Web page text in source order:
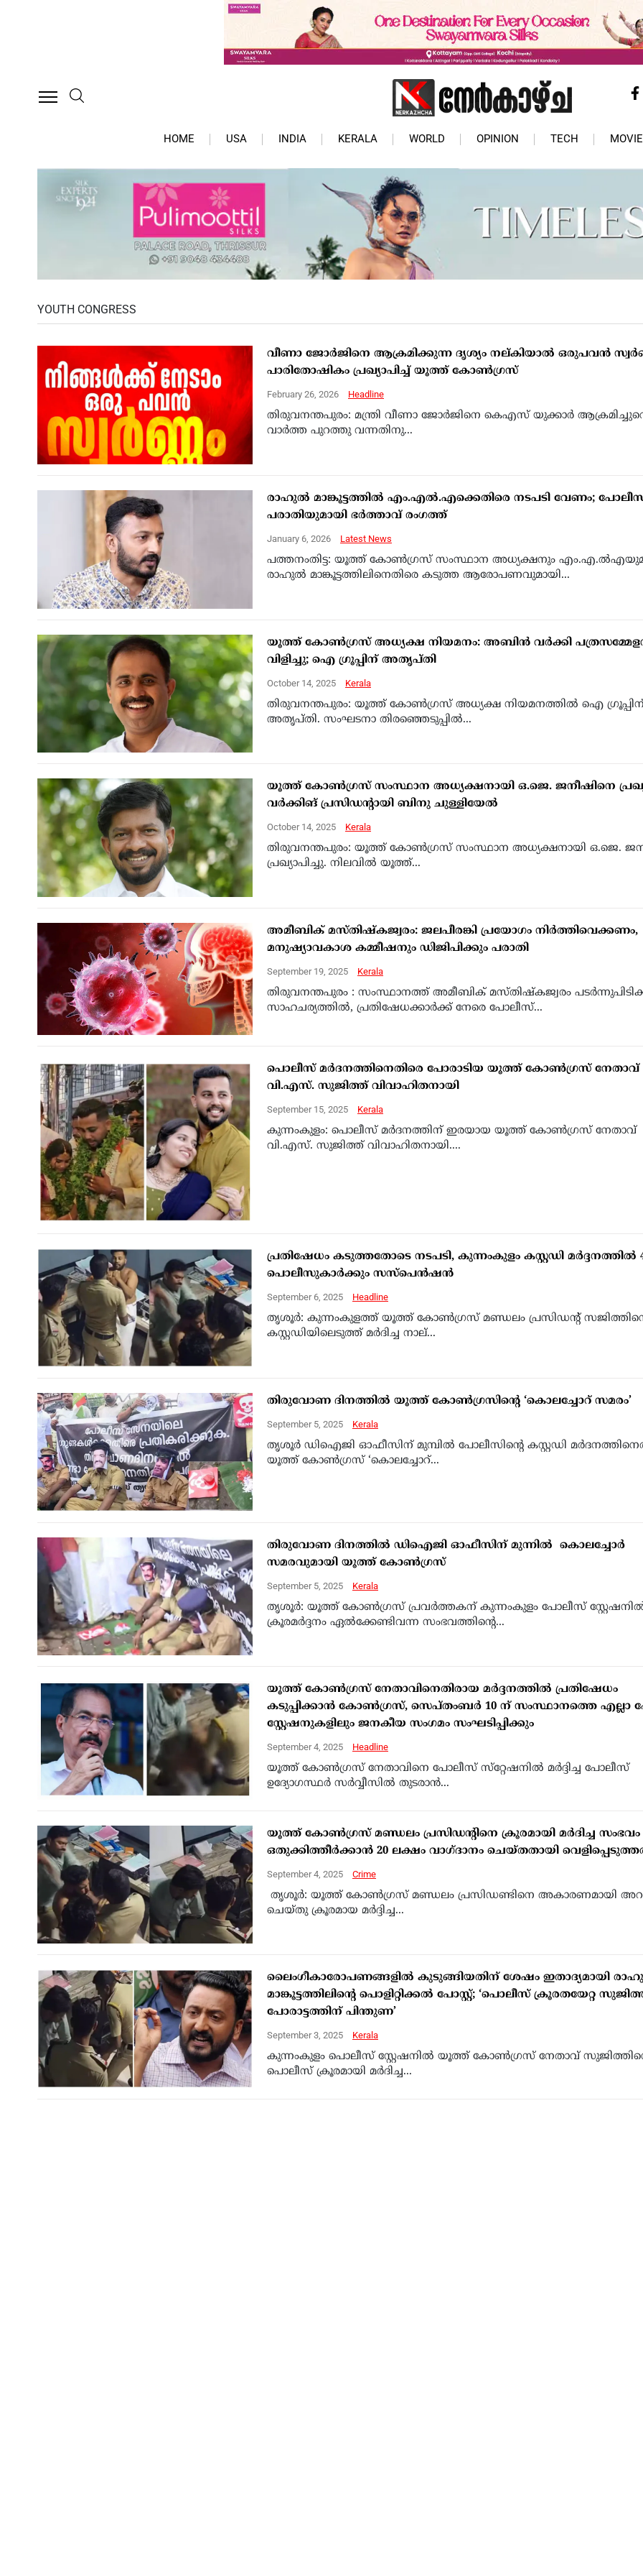
HOME USA INDIA KERALA WORLD OPINION TECH
YOUTH CONGRESS
വീണാ ജോര്‍ജിനെ ആക്രമിക്കുന്ന ദൃശ്യം നല്കിയാല്‍ ഒരുപവന്‍
പാരിതോഷികം പ്രഖ്യാപിച്ച് യൂത്ത് കോണ്‍ഗ്രസ്
February 26, 2026 Headline
തിരുവനന്തപുരം: മന്ത്രി വീണാ ജോര്‍ജിനെ കെഎസ് യുക്കാര്‍
വാര്‍ത്ത പുറത്തു വന്നതിനു...
രാഹുൽ മാങ്കൂട്ടത്തിൽ എം.എൽ.എക്കെതിരെ നടപടി വേണം;
പരാതിയുമായി ഭർത്താവ് രംഗത്ത്
January 6, 2026 Latest News
പത്തനംതിട്ട: യൂത്ത് കോൺഗ്രസ് സംസ്ഥാന അധ്യക്ഷനും
രാഹുൽ മാങ്കൂട്ടത്തിലിനെതിരെ കടുത്ത ആരോപണവുമായി...
യൂത്ത് കോൺഗ്രസ് അധ്യക്ഷ നിയമനം: അബിൻ വർക്കി
വിളിച്ചു; ഐ ഗ്രൂപ്പിന് അതൃപ്തി
October 14, 2025 Kerala
തിരുവനന്തപുരം: യൂത്ത് കോൺഗ്രസ് അധ്യക്ഷ നിയമനത്തിൽ ഐ
അതൃപ്തി. സംഘടനാ തിരഞ്ഞെടുപ്പിൽ...
യൂത്ത് കോൺഗ്രസ് സംസ്ഥാന അധ്യക്ഷനായി ഒ.ജെ. ജനീഷിനെ
വർക്കിങ് പ്രസിഡന്റായി ബിനു ചുള്ളിയേൽ
October 14, 2025 Kerala
തിരുവനന്തപുരം: യൂത്ത് കോൺഗ്രസ് സംസ്ഥാന അധ്യക്ഷനായി ഒ.ജെ.
പ്രഖ്യാപിച്ചു. നിലവിൽ യൂത്ത്...
അമീബിക് മസ്തിഷ്‌കജ്വരം: ജലപീരങ്കി പ്രയോഗം നിർത്തിവെക്കണം,
മനുഷ്യാവകാശ കമ്മീഷനും ഡിജിപിക്കും പരാതി
September 19, 2025 Kerala
തിരുവനന്തപുരം : സംസ്ഥാനത്ത് അമീബിക് മസ്തിഷ്‌കജ്വരം
സാഹചര്യത്തിൽ, പ്രതിഷേധക്കാർക്ക് നേരെ പോലീസ്...
പൊലീസ് മർദനത്തിനെതിരെ പോരാടിയ യൂത്ത് കോൺഗ്രസ് നേതാവ്
വി.എസ്. സുജിത്ത് വിവാഹിതനായി
September 15, 2025 Kerala
കുന്നംകുളം: പൊലീസ് മർദനത്തിന് ഇരയായ യൂത്ത് കോൺഗ്രസ് നേതാവ്
വി.എസ്. സുജിത്ത് വിവാഹിതനായി....
പ്രതിഷേധം കടുത്തതോടെ നടപടി, കുന്നംകുളം കസ്റ്റഡി മർദ്ദനത്തിൽ
പൊലീസുകാർക്കും സസ്പെൻഷൻ
September 6, 2025 Headline
തൃശൂർ: കുന്നംകുളത്ത് യൂത്ത് കോൺഗ്രസ് മണ്ഡലം പ്രസിഡന്റ്
കസ്റ്റഡിയിലെടുത്ത് മർദിച്ച നാല്...
തിരുവോണ ദിനത്തിൽ യൂത്ത് കോൺഗ്രസിന്റെ ‘കൊലച്ചോറ് സമരം’
September 5, 2025 Kerala
തൃശൂർ ഡിഐജി ഓഫീസിന് മുമ്പിൽ പോലീസിന്റെ കസ്റ്റഡി
യൂത്ത് കോൺഗ്രസ് ‘കൊലച്ചോറ്...
തിരുവോണ ദിനത്തിൽ ഡിഐജി ഓഫീസിന് മുന്നിൽ കൊലച്ചോർ
സമരവുമായി യൂത്ത് കോൺഗ്രസ്
September 5, 2025 Kerala
തൃശൂർ: യൂത്ത് കോൺഗ്രസ് പ്രവർത്തകന് കുന്നംകുളം പോലീസ്
ക്രൂരമർദ്ദനം ഏൽക്കേണ്ടിവന്ന സംഭവത്തിന്റെ...
യൂത്ത് കോൺഗ്രസ് നേതാവിനെതിരായ മർദ്ദനത്തിൽ പ്രതിഷേധം
കടുപ്പിക്കാൻ കോൺഗ്രസ്‌, സെപ്തംബര്‍ 10 ന് സംസ്ഥാനത്തെ എല്ലാ
സ്റ്റേഷനുകളിലും ജനകീയ സംഗമം സംഘടിപ്പിക്കും
September 4, 2025 Headline
യൂത്ത് കോണ്‍ഗ്രസ് നേതാവിനെ പോലീസ് സ്‌റ്റേഷനില്‍ മര്‍ദ്ദിച്ച പോലീസ്
ഉദ്യോഗസ്ഥര്‍ സര്‍വ്വീസില്‍ തുടരാന്‍...
യൂത്ത് കോൺഗ്രസ് മണ്ഡലം പ്രസിഡന്റിനെ ക്രൂരമായി മർദിച്ച സംഭവം
ഒതുക്കിത്തീർക്കാൻ 20 ലക്ഷം വാഗ്ദാനം ചെയ്തതായി
September 4, 2025 Crime
തൃശൂർ: യൂത്ത് കോൺഗ്രസ് മണ്ഡലം പ്രസിഡണ്ടിനെ അകാരണമായി
ചെയ്തു ക്രൂരമായ മർദ്ദിച്ച...
ലൈംഗീകാരോപണങ്ങളിൽ കുടുങ്ങിയതിന് ശേഷം ഇതാദ്യമായി
മാങ്കൂട്ടത്തിലിന്‍റെ പൊളിറ്റിക്കൽ പോസ്റ്റ്; ‘പൊലീസ് ക്രൂരതയേറ്റ
പോരാട്ടത്തിന് പിന്തുണ’
September 3, 2025 Kerala
കുന്നംകുളം പൊലീസ് സ്റ്റേഷനിൽ യൂത്ത് കോൺഗ്രസ് നേതാവ്
പൊലീസ് ക്രൂരമായി മർദിച്ച...